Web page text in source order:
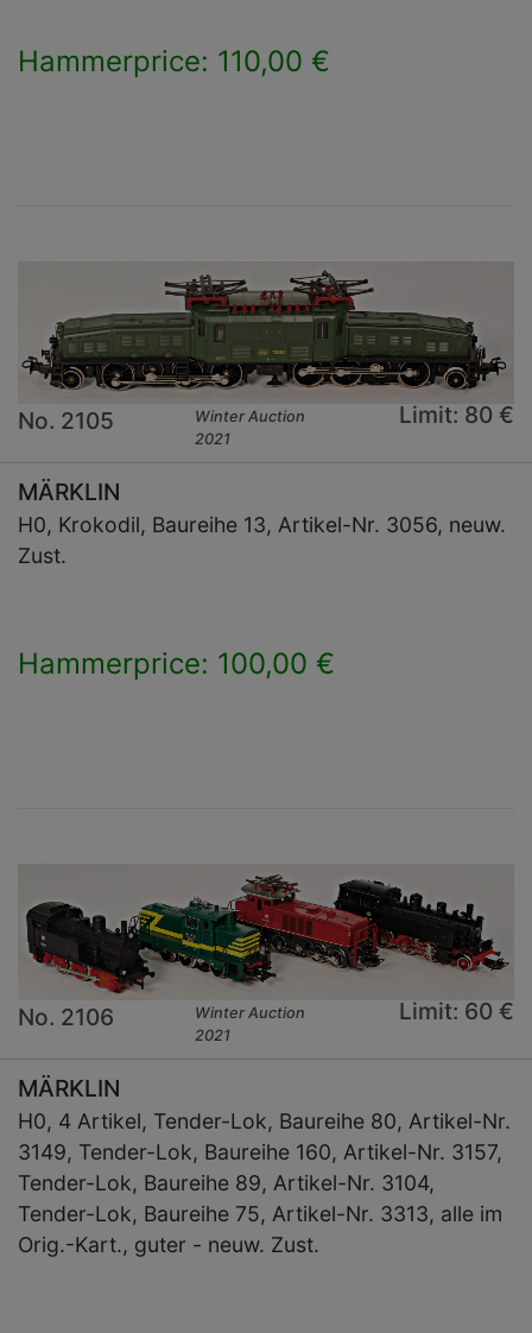
Hammerprice: 110,00 €
No. 2105
Winter Auction
2021
Limit: 80 €
MÄRKLIN
H0, Krokodil, Baureihe 13, Artikel-Nr. 3056, neuw.
Zust.
Hammerprice: 100,00 €
No. 2106
Winter Auction
2021
Limit: 60 €
MÄRKLIN
H0, 4 Artikel, Tender-Lok, Baureihe 80, Artikel-Nr.
3149, Tender-Lok, Baureihe 160, Artikel-Nr. 3157,
Tender-Lok, Baureihe 89, Artikel-Nr. 3104,
Tender-Lok, Baureihe 75, Artikel-Nr. 3313, alle im
Orig.-Kart., guter - neuw. Zust.